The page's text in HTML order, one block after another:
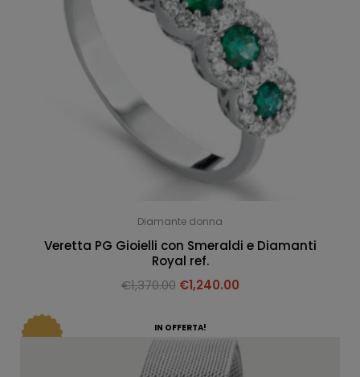
Diamante donna
Veretta PG Gioielli con Smeraldi e Diamanti
Royal ref.
€1,370.00 €1,240.00
IN OFFERTA!